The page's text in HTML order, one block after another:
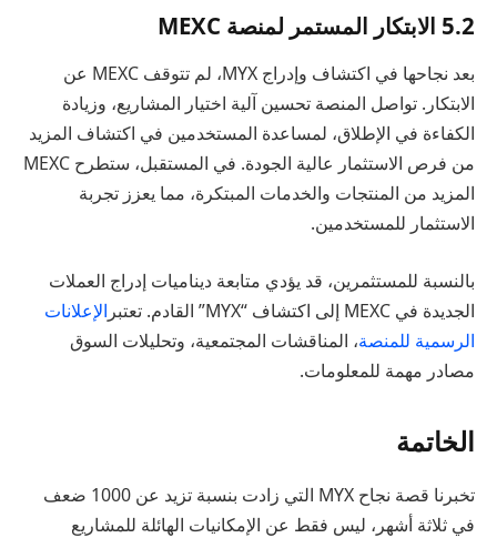
5.2 الابتكار المستمر لمنصة MEXC
بعد نجاحها في اكتشاف وإدراج MYX، لم تتوقف MEXC عن
الابتكار. تواصل المنصة تحسين آلية اختيار المشاريع، وزيادة
الكفاءة في الإطلاق، لمساعدة المستخدمين في اكتشاف المزيد
من فرص الاستثمار عالية الجودة. في المستقبل، ستطرح MEXC
المزيد من المنتجات والخدمات المبتكرة، مما يعزز تجربة
الاستثمار للمستخدمين.
بالنسبة للمستثمرين، قد يؤدي متابعة ديناميات إدراج العملات
الجديدة في MEXC إلى اكتشاف “MYX” القادم. تعتبر
الإعلانات
الرسمية للمنصة، المناقشات المجتمعية، وتحليلات السوق
مصادر مهمة للمعلومات.
الخاتمة
تخبرنا قصة نجاح MYX التي زادت بنسبة تزيد عن 1000 ضعف
في ثلاثة أشهر، ليس فقط عن الإمكانيات الهائلة للمشاريع